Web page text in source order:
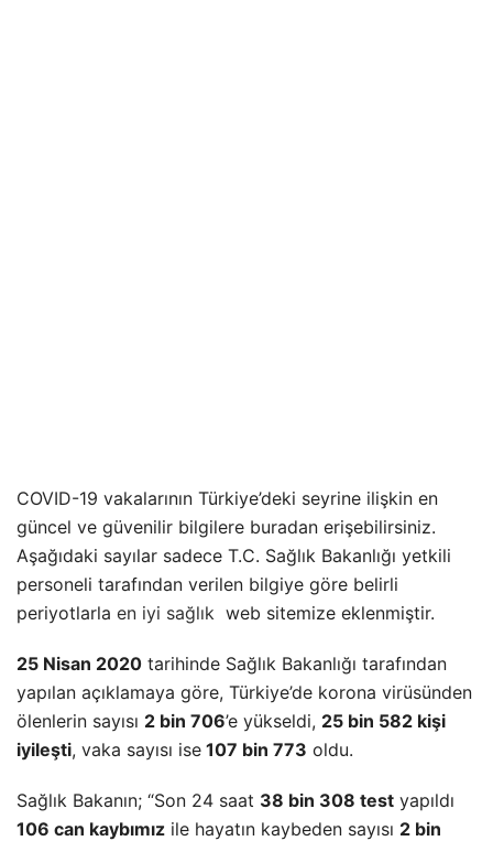
COVID-19 vakalarının Türkiye’deki seyrine ilişkin en
güncel ve güvenilir bilgilere buradan erişebilirsiniz.
Aşağıdaki sayılar sadece T.C. Sağlık Bakanlığı yetkili
personeli tarafından verilen bilgiye göre belirli
periyotlarla en iyi sağlık web sitemize eklenmiştir.
25 Nisan 2020 tarihinde Sağlık Bakanlığı tarafından
yapılan açıklamaya göre, Türkiye’de korona virüsünden
ölenlerin sayısı 2 bin 706’e yükseldi, 25 bin 582 kişi
iyileşti, vaka sayısı ise 107 bin 773 oldu.
Sağlık Bakanın; “Son 24 saat 38 bin 308 test yapıldı
106 can kaybımız ile hayatın kaybeden sayısı 2 bin